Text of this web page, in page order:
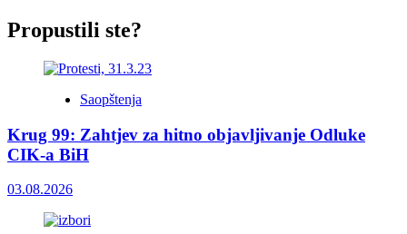
Propustili ste?
Saopštenja
Krug 99: Zahtjev za hitno objavljivanje Odluke
CIK-a BiH
03.08.2026